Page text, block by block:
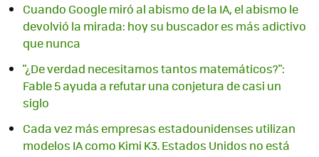
Cuando Google miró al abismo de la IA, el abismo le
devolvió la mirada: hoy su buscador es más adictivo
que nunca
"¿De verdad necesitamos tantos matemáticos?":
Fable 5 ayuda a refutar una conjetura de casi un
siglo
Cada vez más empresas estadounidenses utilizan
modelos IA como Kimi K3. Estados Unidos no está